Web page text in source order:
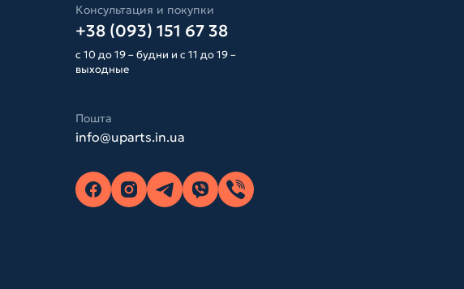
Консультация и покупки
+38 (093) 151 67 38
с 10 до 19 – будни и с 11 до 19 –
выходные
Пошта
info@uparts.in.ua